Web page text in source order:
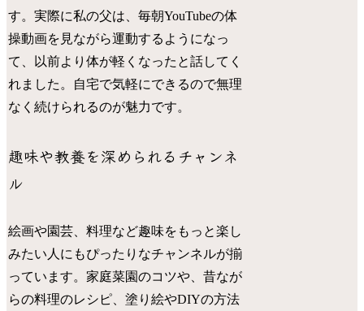
す。実際に私の父は、毎朝YouTubeの体
操動画を見ながら運動するようになっ
て、以前より体が軽くなったと話してく
れました。自宅で気軽にできるので無理
なく続けられるのが魅力です。
趣味や教養を深められるチャンネ
ル
絵画や園芸、料理など趣味をもっと楽し
みたい人にもぴったりなチャンネルが揃
っています。家庭菜園のコツや、昔なが
らの料理のレシピ、塗り絵やDIYの方法